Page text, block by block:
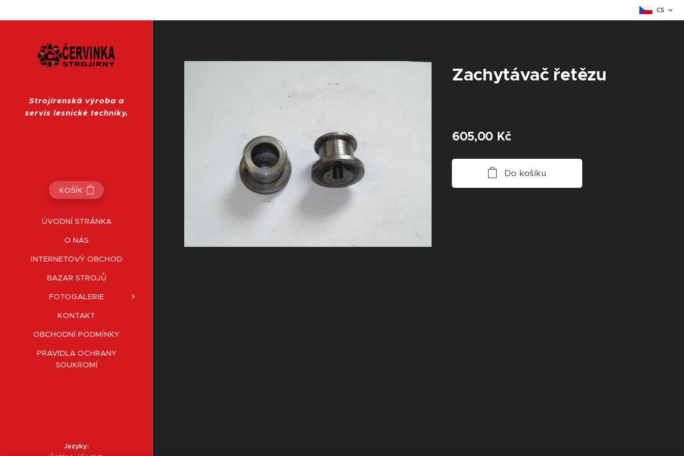
CS
Strojírenská výroba a
servis lesnické techniky.
KOŠÍK
ÚVODNÍ STRÁNKA
O NÁS
INTERNETOVÝ OBCHOD
BAZAR STROJŮ
FOTOGALERIE
KONTAKT
OBCHODNÍ PODMÍNKY
PRAVIDLA OCHRANY
SOUKROMÍ
Zachytávač řetězu
605,00 Kč
Do košíku
Jazyky